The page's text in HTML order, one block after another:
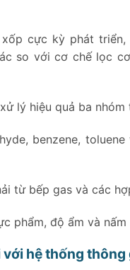
trình sử dụng không?
cực kỳ phát
so với cơ chế lọc
lý hiệu quả ba
benzene,
từ bếp gas và các
phẩm, độ ẩm và
hệ thống thông